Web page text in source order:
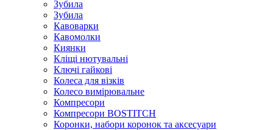
Зубила
Зубила
Кавоварки
Кавомолки
Киянки
Кліщі нютувальні
Ключі гайкові
Колеса для візків
Колесо вимірювальне
Компресори
Компресори BOSTITCH
Коронки, набори коронок та аксесуари